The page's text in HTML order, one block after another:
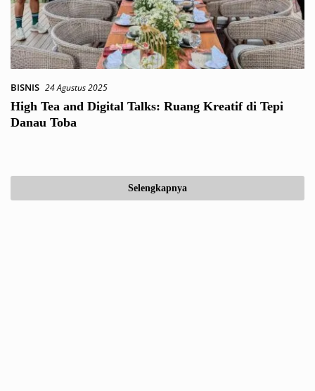
BISNIS 24 Agustus 2025
High Tea and Digital Talks: Ruang Kreatif di Tepi
Danau Toba
Selengkapnya